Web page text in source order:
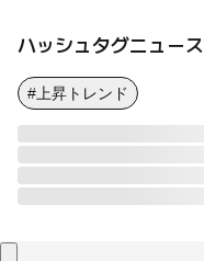
ハッシュタグニュース
#上昇トレンド